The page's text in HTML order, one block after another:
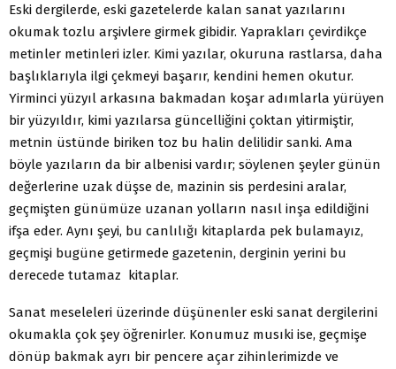
Eski dergilerde, eski gazetelerde kalan sanat yazılarını
okumak tozlu arşivlere girmek gibidir. Yaprakları çevirdikçe
metinler metinleri izler. Kimi yazılar, okuruna rastlarsa, daha
başlıklarıyla ilgi çekmeyi başarır, kendini hemen okutur.
Yirminci yüzyıl arkasına bakmadan koşar adımlarla yürüyen
bir yüzyıldır, kimi yazılarsa güncelliğini çoktan yitirmiştir,
metnin üstünde biriken toz bu halin delilidir sanki. Ama
böyle yazıların da bir albenisi vardır; söylenen şeyler günün
değerlerine uzak düşse de, mazinin sis perdesini aralar,
geçmişten günümüze uzanan yolların nasıl inşa edildiğini
ifşa eder. Aynı şeyi, bu canlılığı kitaplarda pek bulamayız,
geçmişi bugüne getirmede gazetenin, derginin yerini bu
derecede tutamaz kitaplar.
Sanat meseleleri üzerinde düşünenler eski sanat dergilerini
okumakla çok şey öğrenirler. Konumuz musıki ise, geçmişe
dönüp bakmak ayrı bir pencere açar zihinlerimizde ve